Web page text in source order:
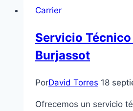
Carrier
Servicio
Burjassot
PorDavid Torres 18
Ofrecemos un servicio